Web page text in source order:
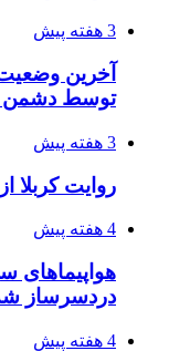
3 هفته پیش
آخرین
توسط دشمن
3 هفته پیش
روایت کربلا
4 هفته پیش
هواپیماهای
دردسرساز
4 هفته پیش